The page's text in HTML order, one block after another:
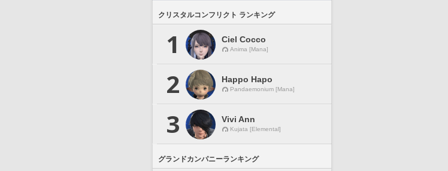
クリスタルコンフリクト ランキング
1 Ciel Cocco
Anima [Mana]
2 Happo Hapo
Pandaemonium [Mana]
3 Vivi Ann
Kujata [Elemental]
グランドカンパニーランキング